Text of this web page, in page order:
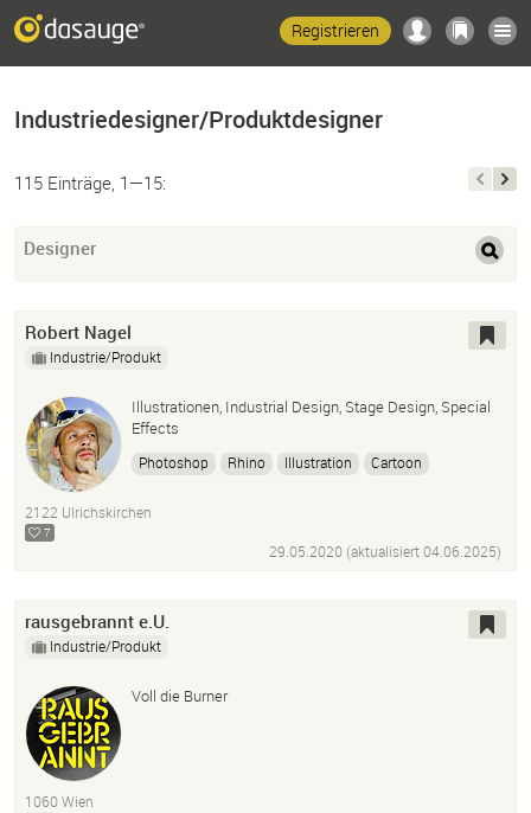
Registrieren
Industriedesigner/Produktdesigner
115 Einträge, 1—15:
Designer
Robert Nagel
Industrie/Produkt
Illustrationen, Industrial Design, Stage Design, Special
Effects
Photoshop Rhino Illustration
Cartoon
Requisitenbau
2122 Ulrichskirchen
7
29.05.2020 (aktualisiert04.06.2025)
rausgebrannt e.U.
Industrie/Produkt
Voll die Burner
1060 Wien